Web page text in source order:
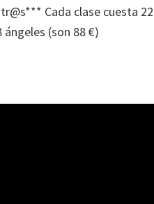
Cada clase cuesta
(son 88 €)